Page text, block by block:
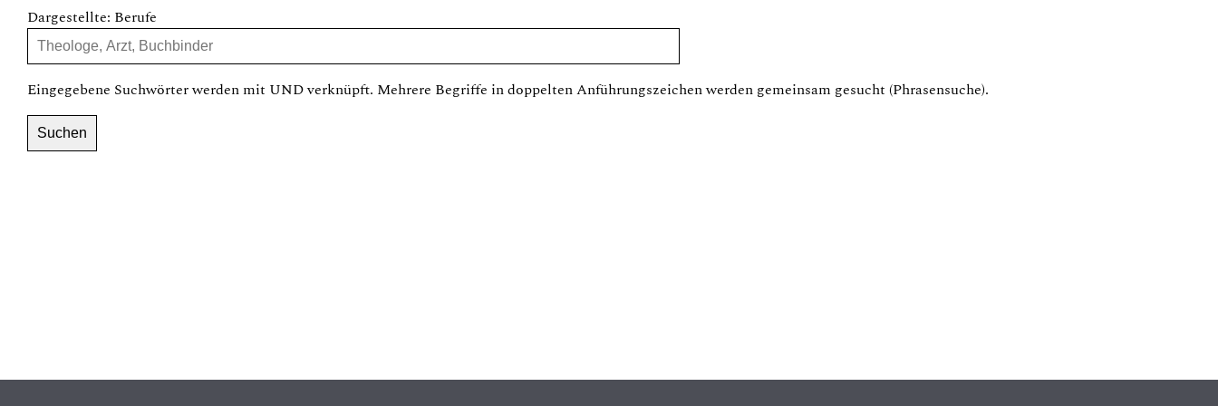
Dargestellte: Berufe
Eingegebene Suchwörter werden mit UND verknüpft. Mehrere Begriffe in doppelten Anführungszeichen werden gemeinsam gesucht (Phrasensuche).